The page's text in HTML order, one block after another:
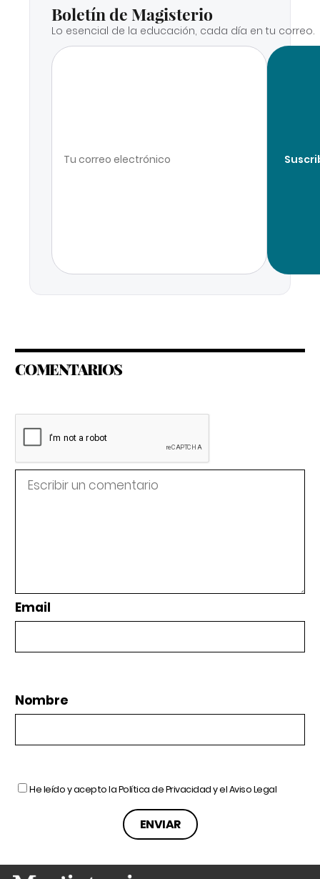
Boletín de Magisterio
Lo esencial de la educación, cada día en tu correo.
COMENTARIOS
Email
Nombre
He leído y acepto laPolítica de Privacidady elAviso Legal